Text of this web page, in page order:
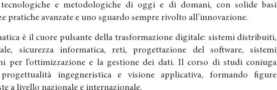
e metodologiche di oggi e di domani, con solide basi
pratiche avanzate e uno sguardo sempre rivolto all’innovazione.
è il cuore pulsante della trasformazione digitale: sistemi distribuiti,
sicurezza informatica, reti, progettazione del software, sistemi
per l’ottimizzazione e la gestione dei dati. Il corso di studi coniuga
ingegneristica e visione applicativa, formando figure
a livello nazionale e internazionale.